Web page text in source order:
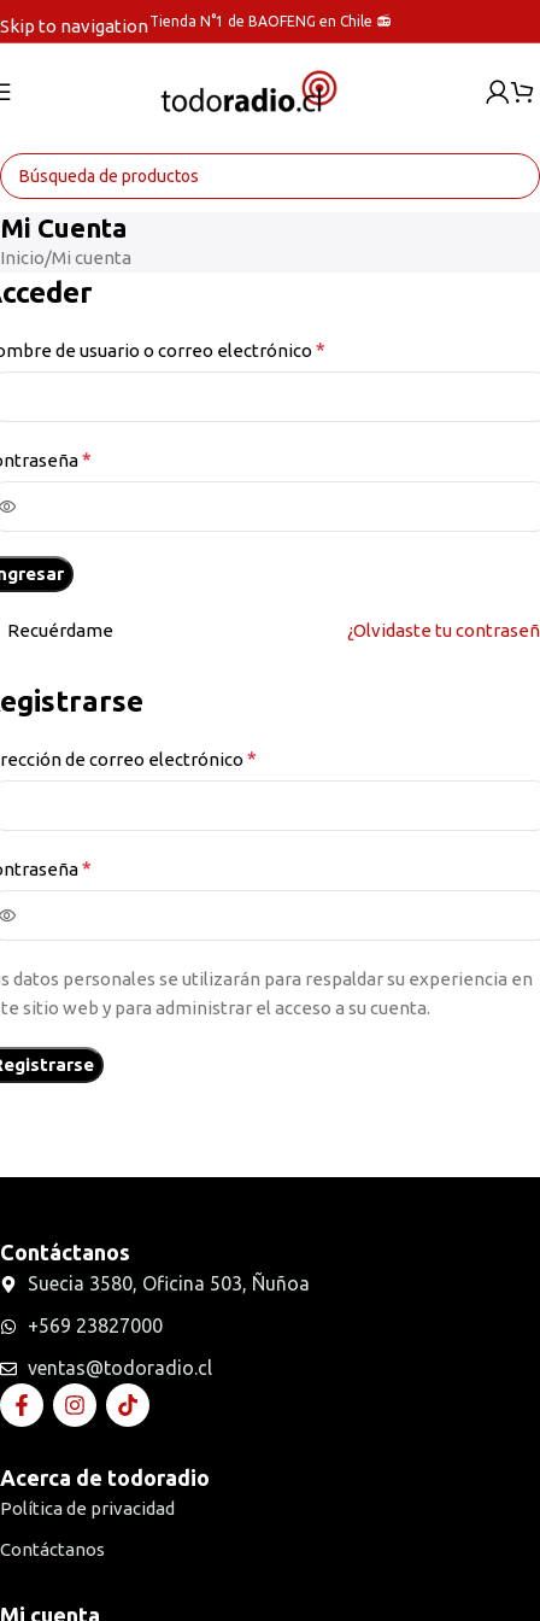
Skip to navigationTienda N°1 de BAOFENG en Chile 📻
Mi Cuenta
Inicio Mi cuenta
de usuario o correo electrónico *
*
¿Olvidaste tu
Recuérdame
de correo electrónico *
*
datos personales se utilizarán para respaldar su experiencia en
sitio web y para administrar el acceso a su cuenta.
Contáctanos
Suecia 3580, Oficina 503, Ñuñoa
+569 23827000
ventas@todoradio.cl
Acerca de todoradio
Política de privacidad
Contáctanos
Mi cuenta